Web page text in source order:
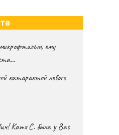
ему
катарактой левого
Катя С. была у Вас